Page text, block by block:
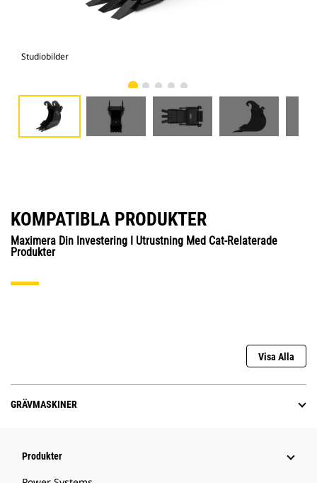
Studiobilder
KOMPATIBLA PRODUKTER
Maximera Din Investering I Utrustning Med Cat-Relaterade
Produkter
Visa Alla
GRÄVMASKINER
Produkter